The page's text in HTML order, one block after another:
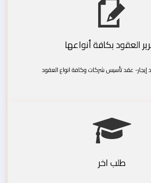
العقود بكافة أنواعها
عقد تأسيس شركات وكافة انواع العقود
طلب اخر